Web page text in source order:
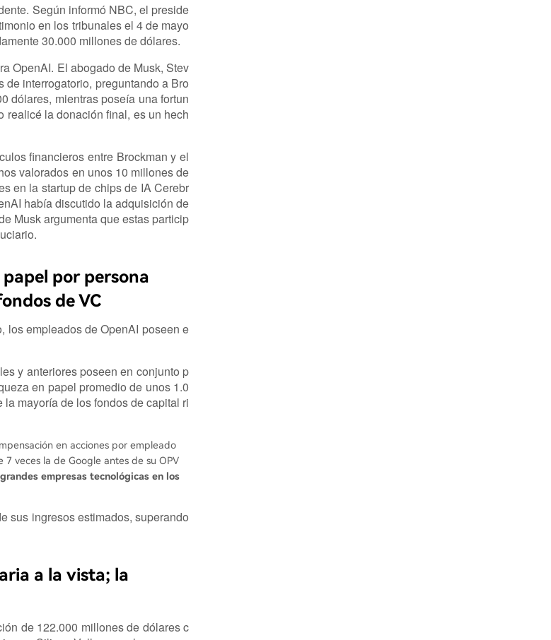
Según informó NBC, el preside
en los tribunales el 4 de mayo
30.000 millones de dólares.
OpenAI. El abogado de Musk, Stev
interrogatorio, preguntando a Bro
dólares, mientras poseía una fortun
realicé la donación final, es un hech
financieros entre Brockman y el
valorados en unos 10 millones de
en la startup de chips de IA Cerebr
había discutido la adquisición de
Musk argumenta que estas particip
papel por persona
de VC
los empleados de OpenAI poseen e
y anteriores poseen en conjunto p
en papel promedio de unos 1.0
mayoría de los fondos de capital ri
en acciones por empleado
veces la de Google antes de su OPV
empresas tecnológicas en los
sus ingresos estimados, superando
a la vista; la
de 122.000 millones de dólares c